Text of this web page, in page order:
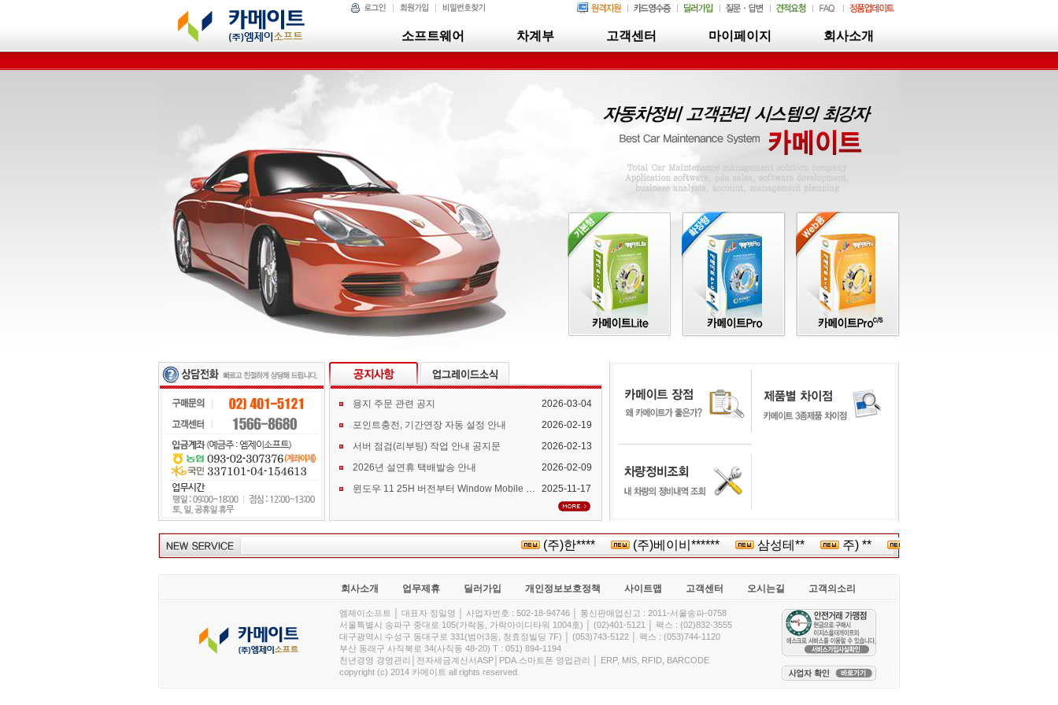
소프트웨어 차계부 고객센터 마이페이지 회사소개
용지 주문 관련 공지
2026-03-04
포인트충전, 기간연장 자동 설정 안내
2026-02-19
서버 점검(리부팅) 작업 안내 공지문
2026-02-13
2026년 설연휴 택배발송 안내
2026-02-09
윈도우 11 25H 버전부터 Window Mobile Device Center 지원 중단 안내
2025-11-17
(주)한**** (주)베이비****** 삼성테** 주) ** (주)**
회사소개 업무제휴 딜러가입 개인정보보호정책 사이트맵 고객센터 오시는길 고객의소리
엠제이소프트 │ 대표자 정일영 │ 사업자번호 : 502-18-94746 │ 통신판매업신고 : 2011-서울송파-0758
서울특별시 송파구 중대로 105(가락동, 가락아이디타워 1004호) │ (02)401-5121 │ 팩스 : (02)832-3555
대구광역시 수성구 동대구로 331(범어3동, 청효정빌딩 7F) │ (053)743-5122 │ 팩스 : (053)744-1120
부산 동래구 사직북로 34(사직동 48-20) T : 051) 894-1194
천년경영 경영관리│전자세금계산서ASP│PDA.스마트폰 영업관리 │ ERP, MIS, RFID, BARCODE
copyright (c) 2014 카메이트 all rights reserved.